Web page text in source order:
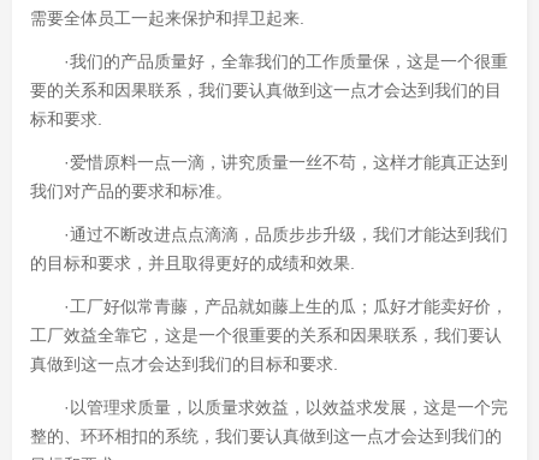
需要全体员工一起来保护和捍卫起来.
·我们的产品质量好，全靠我们的工作质量保，这是一个很重
要的关系和因果联系，我们要认真做到这一点才会达到我们的目
标和要求.
·爱惜原料一点一滴，讲究质量一丝不苟，这样才能真正达到
我们对产品的要求和标准。
·通过不断改进点点滴滴，品质步步升级，我们才能达到我们
的目标和要求，并且取得更好的成绩和效果.
·工厂好似常青藤，产品就如藤上生的瓜；瓜好才能卖好价，
工厂效益全靠它，这是一个很重要的关系和因果联系，我们要认
真做到这一点才会达到我们的目标和要求.
·以管理求质量，以质量求效益，以效益求发展，这是一个完
整的、环环相扣的系统，我们要认真做到这一点才会达到我们的